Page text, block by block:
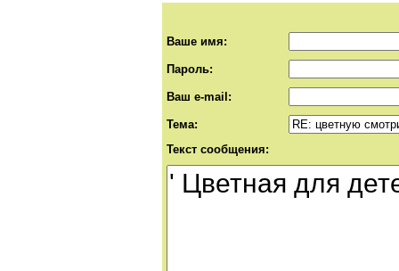
Ваше имя:
Пароль:
Ваш e-mail:
Тема:
Текст сообщения: